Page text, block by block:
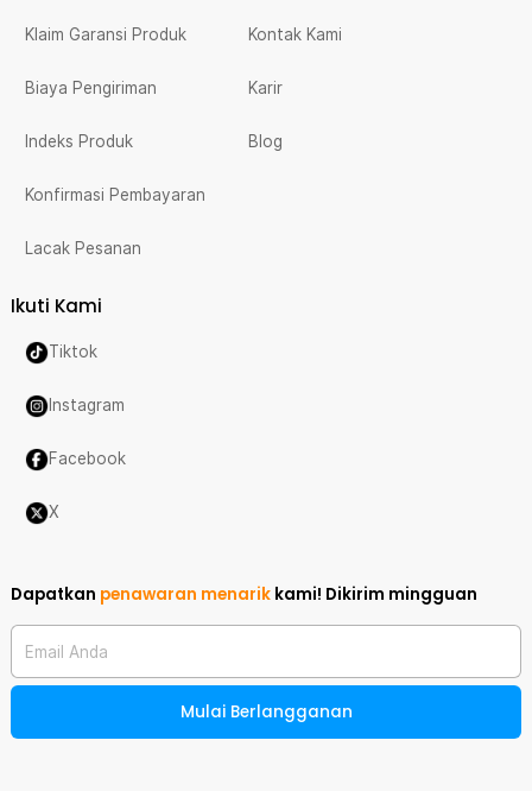
Klaim Garansi Produk
Biaya Pengiriman
Indeks Produk
Konfirmasi Pembayaran
Lacak Pesanan
Kontak Kami
Karir
Blog
Ikuti Kami
Tiktok
Instagram
Facebook
X
Dapatkan penawaran menarik kami! Dikirim mingguan
Email Anda
Mulai Berlangganan